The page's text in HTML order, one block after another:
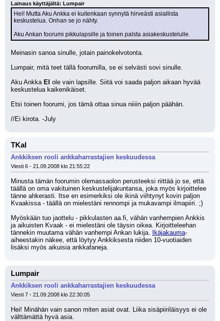
Lainaus käyttäjältä: Lumpair
Hei! Mutta Aku Ankka ei kuitenkaan synnytä hirveästi asiallista
keskustelua. Onhan se jo nähty.
Aku Ankan foorumi pikkulapsille ja toinen palsta asiakeskustelulle.
Meinasin sanoa sinulle, jotain painokelvotonta.
Lumpair, mitä teet tällä foorumilla, se ei selvästi sovi sinulle.
Aku Ankka EI ole vain lapsille. Siitä voi saada paljon aikaan hyvää
keskustelua kaikenikäiset.
Etsi toinen foorumi, jos tämä ottaa sinua niiiin paljon päähän.
//Ei kirota. -July
TKal
Ankkiksen rooli ankkaharrastajien keskuudessa
Viesti 6 - 21.09.2008 klo 21:55:22
Minusta tämän foorumin olemassaolon perusteeksi riittää jo se, että
täällä on oma vakituinen keskustelijakuntansa, joka myös kirjoittelee
tänne ahkerasti. Itse en esimerkiksi ole ikinä viihtynyt kovin paljon
Kvaakissa - täällä on mielestäni rennompi ja mukavampi ilmapiiri. ;)
Myöskään tuo jaottelu - pikkulasten aa.fi, vähän vanhempien Ankkis
ja aikuisten Kvaak - ei mielestäni ole täysin oikea. Kirjoitteleehan
tännekin muutama vähän vanhempi Ankan lukija.
Ikäjakauma-
aiheestakin näkee, että löytyy Ankkiksesta niiden 10-vuotiaiden
lisäksi myös aikuisia ankkafaneja.
Lumpair
Ankkiksen rooli ankkaharrastajien keskuudessa
Viesti 7 - 21.09.2008 klo 22:30:05
Hei! Minähän vain sanon miten asiat ovat. Liika sisäpiiriläisyys ei ole
välttämättä hyvä asia.